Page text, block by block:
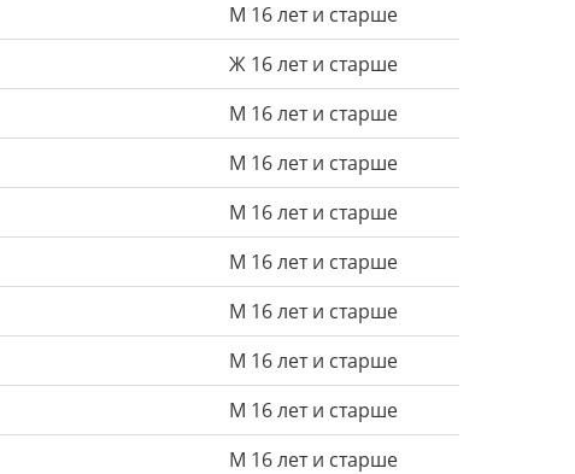
М 16 лет и старше
Ж 16 лет и старше
М 16 лет и старше
М 16 лет и старше
М 16 лет и старше
М 16 лет и старше
М 16 лет и старше
М 16 лет и старше
М 16 лет и старше
М 16 лет и старше